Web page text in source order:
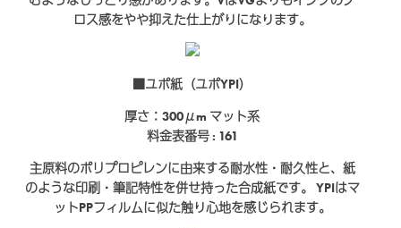
ロス感をやや抑えた仕上がりになります。
■ユポ紙（ユポYPI）
厚さ：300μm マット系
料金表番号 : 161
主原料のポリプロピレンに由来する耐水性・耐久性と、紙
のような印刷・筆記特性を併せ持った合成紙です。 YPIはマ
ットPPフィルムに似た触り心地を感じられます。